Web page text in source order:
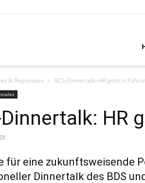
& Regionales BCS-Dinnertalk: HR geht in
Dinnertalk: HR
für eine zukunftsweisende
Dinnertalk des BDS